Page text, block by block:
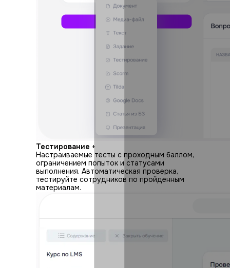
Тестирование +
Настраиваемые тесты с проходным баллом,
ограничением попыток и статусами
выполнения. Автоматическая проверка,
тестируйте сотрудников по пройденным
материалам.